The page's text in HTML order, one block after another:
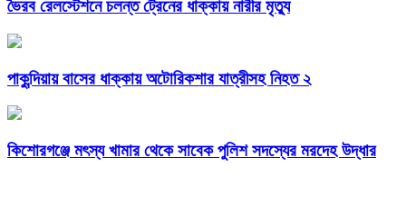
ভৈরব রেলস্টেশনে চলন্ত ট্রেনের ধাক্কায় নারীর মৃত্যু
পাকুন্দিয়ায় বাসের ধাক্কায় অটোরিকশার যাত্রীসহ নিহত ২
কিশোরগঞ্জে মৎস্য খামার থেকে সাবেক পুলিশ সদস্যের মরদেহ উদ্ধার